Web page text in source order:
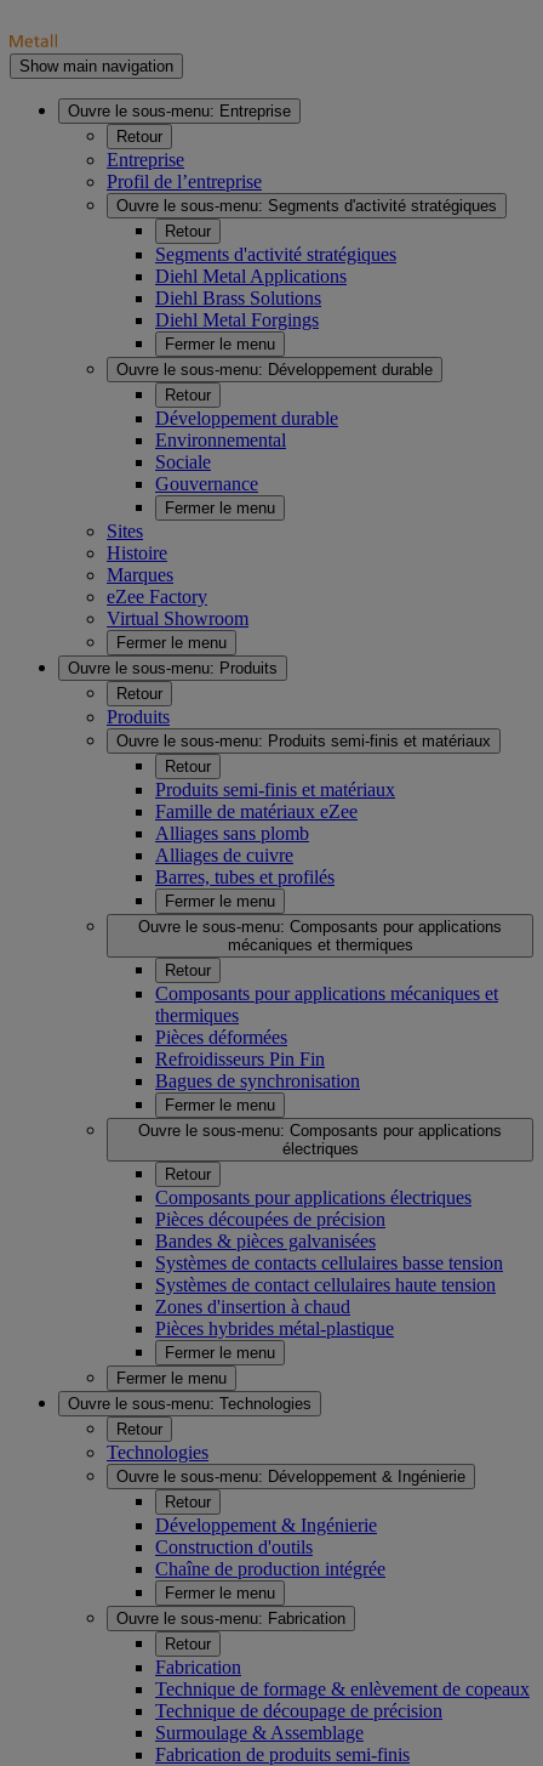
Show main navigation
Ouvre le sous-menu: Entreprise
Retour
Entreprise
Profil de l’entreprise
Ouvre le sous-menu: Segments d'activité stratégiques
Retour
Segments d'activité stratégiques
Diehl Metal Applications
Diehl Brass Solutions
Diehl Metal Forgings
Fermer le menu
Ouvre le sous-menu: Développement durable
Retour
Développement durable
Environnemental
Sociale
Gouvernance
Fermer le menu
Sites
Histoire
Marques
eZee Factory
Virtual Showroom
Fermer le menu
Ouvre le sous-menu: Produits
Retour
Produits
Ouvre le sous-menu: Produits semi-finis et matériaux
Retour
Produits semi-finis et matériaux
Famille de matériaux eZee
Alliages sans plomb
Alliages de cuivre
Barres, tubes et profilés
Fermer le menu
Ouvre le sous-menu: Composants pour applications
mécaniques et thermiques
Retour
Composants pour applications mécaniques et
thermiques
Pièces déformées
Refroidisseurs Pin Fin
Bagues de synchronisation
Fermer le menu
Ouvre le sous-menu: Composants pour applications
électriques
Retour
Composants pour applications électriques
Pièces découpées de précision
Bandes & pièces galvanisées
Systèmes de contacts cellulaires basse tension
Systèmes de contact cellulaires haute tension
Zones d'insertion à chaud
Pièces hybrides métal-plastique
Fermer le menu
Fermer le menu
Ouvre le sous-menu: Technologies
Retour
Technologies
Ouvre le sous-menu: Développement & Ingénierie
Retour
Développement & Ingénierie
Construction d'outils
Chaîne de production intégrée
Fermer le menu
Ouvre le sous-menu: Fabrication
Retour
Fabrication
Technique de formage & enlèvement de copeaux
Technique de découpage de précision
Surmoulage & Assemblage
Fabrication de produits semi-finis